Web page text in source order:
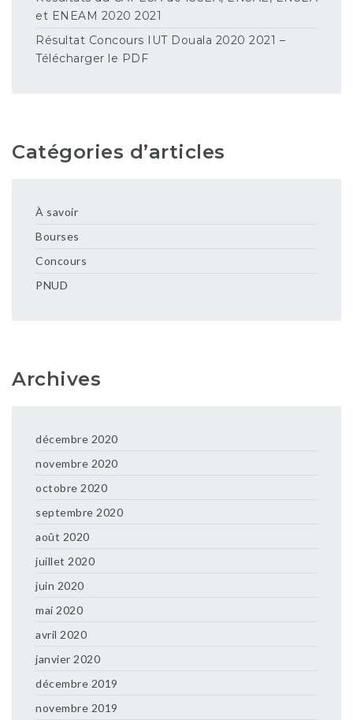
et ENEAM 2020 2021
Résultat Concours IUT Douala 2020 2021 –
Télécharger le PDF
Catégories d’articles
À savoir
Bourses
Concours
PNUD
Archives
décembre 2020
novembre 2020
octobre 2020
septembre 2020
août 2020
juillet 2020
juin 2020
mai 2020
avril 2020
janvier 2020
décembre 2019
novembre 2019